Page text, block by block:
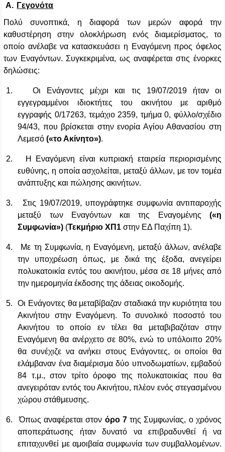
Α. Γεγονότα
Πολύ συνοπτικά, η διαφορά των μερών αφορά την
καθυστέρηση στην ολοκλήρωση ενός διαμερίσματος, το
οποίο ανέλαβε να κατασκευάσει η Εναγόμενη προς όφελος
των Εναγόντων. Συγκεκριμένα, ως αναφέρεται στις ένορκες
δηλώσεις:
1.
Οι Ενάγοντες μέχρι και τις 19/07/2019 ήταν οι
εγγεγραμμένοι ιδιοκτήτες του ακινήτου με αριθμό
εγγραφής 0/17263, τεμάχιο 2359, τμήμα 0, φύλλο/σχέδιο
94/43, που βρίσκεται στην ενορία Αγίου Αθανασίου στη
Λεμεσό(«το Ακίνητο»).
2.
Η Εναγόμενη είναι κυπριακή εταιρεία περιορισμένης
ευθύνης, η οποία ασχολείται, μεταξύ άλλων, με τον τομέα
ανάπτυξης και πώλησης ακινήτων.
3.
Στις 19/07/2019, υπογράφτηκε συμφωνία αντιπαροχής
μεταξύ των Εναγόντων και της Εναγομένης («η
Συμφωνία») (Τεκμήριο ΧΠ1στην ΕΔ Παχίπη 1).
4.
Με τη Συμφωνία, η Εναγόμενη, μεταξύ άλλων, ανέλαβε
την υποχρέωση όπως, με δικά της έξοδα, ανεγείρει
πολυκατοικία εντός του ακινήτου, μέσα σε 18 μήνες από
την ημερομηνία έκδοσης της άδειας οικοδομής.
5.
Οι Ενάγοντες θα μεταβίβαζαν σταδιακά την κυριότητα του
Ακινήτου στην Εναγόμενη. Το συνολικό ποσοστό του
Ακινήτου το οποίο εν τέλει θα μεταβιβαζόταν στην
Εναγόμενη θα ανέρχετο σε 80%, ενώ το υπόλοιπο 20%
θα συνέχιζε να ανήκει στους Ενάγοντες, οι οποίοι θα
ελάμβαναν ένα διαμέρισμα δύο υπνοδωματίων, εμβαδού
84 τ.μ., στον τρίτο όροφο της πολυκατοικίας που θα
ανεγειρόταν εντός του Ακινήτου, πλέον ενός στεγασμένου
χώρου στάθμευσης.
6. Όπως αναφέρεται στον όρο 7της Συμφωνίας, ο χρόνος
αποπεράτωσης ήταν δυνατό να επιβραδυνθεί ή να
επιταχυνθεί με αμοιβαία συμφωνία των συμβαλλομένων.